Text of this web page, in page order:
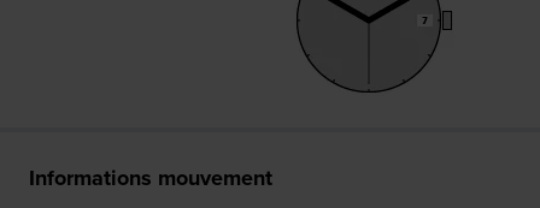
Informations mouvement